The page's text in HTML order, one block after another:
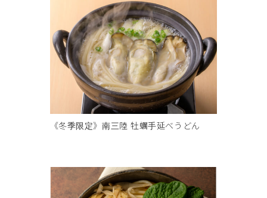
《冬季限定》南三陸 牡蠣手延べうどん